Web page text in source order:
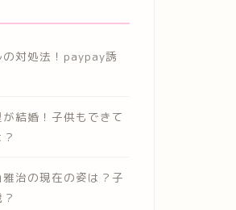
対処法！paypay誘
結婚！子供もできて
治の現在の姿は？子